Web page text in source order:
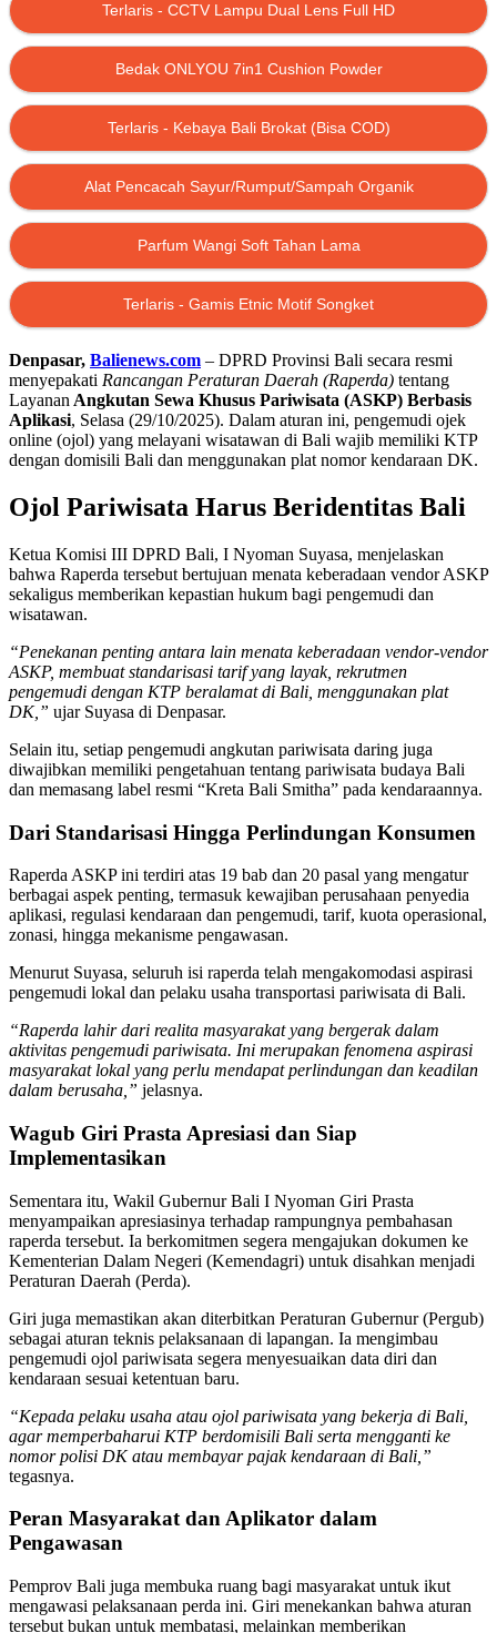
Terlaris - CCTV Lampu Dual Lens Full HD
Bedak ONLYOU 7in1 Cushion Powder
Terlaris - Kebaya Bali Brokat (Bisa COD)
Alat Pencacah Sayur/Rumput/Sampah Organik
Parfum Wangi Soft Tahan Lama
Terlaris - Gamis Etnic Motif Songket
Denpasar, Balienews.com – DPRD Provinsi Bali secara resmi
menyepakati Rancangan Peraturan Daerah (Raperda) tentang
Layanan Angkutan Sewa Khusus Pariwisata (ASKP) Berbasis
Aplikasi, Selasa (29/10/2025). Dalam aturan ini, pengemudi ojek
online (ojol) yang melayani wisatawan di Bali wajib memiliki KTP
dengan domisili Bali dan menggunakan plat nomor kendaraan DK.
Ojol Pariwisata Harus Beridentitas Bali
Ketua Komisi III DPRD Bali, I Nyoman Suyasa, menjelaskan
bahwa Raperda tersebut bertujuan menata keberadaan vendor ASKP
sekaligus memberikan kepastian hukum bagi pengemudi dan
wisatawan.
“Penekanan penting antara lain menata keberadaan vendor-vendor
ASKP, membuat standarisasi tarif yang layak, rekrutmen
pengemudi dengan KTP beralamat di Bali, menggunakan plat
DK,” ujar Suyasa di Denpasar.
Selain itu, setiap pengemudi angkutan pariwisata daring juga
diwajibkan memiliki pengetahuan tentang pariwisata budaya Bali
dan memasang label resmi “Kreta Bali Smitha” pada kendaraannya.
Dari Standarisasi Hingga Perlindungan Konsumen
Raperda ASKP ini terdiri atas 19 bab dan 20 pasal yang mengatur
berbagai aspek penting, termasuk kewajiban perusahaan penyedia
aplikasi, regulasi kendaraan dan pengemudi, tarif, kuota operasional,
zonasi, hingga mekanisme pengawasan.
Menurut Suyasa, seluruh isi raperda telah mengakomodasi aspirasi
pengemudi lokal dan pelaku usaha transportasi pariwisata di Bali.
“Raperda lahir dari realita masyarakat yang bergerak dalam
aktivitas pengemudi pariwisata. Ini merupakan fenomena aspirasi
masyarakat lokal yang perlu mendapat perlindungan dan keadilan
dalam berusaha,” jelasnya.
Wagub Giri Prasta Apresiasi dan Siap
Implementasikan
Sementara itu, Wakil Gubernur Bali I Nyoman Giri Prasta
menyampaikan apresiasinya terhadap rampungnya pembahasan
raperda tersebut. Ia berkomitmen segera mengajukan dokumen ke
Kementerian Dalam Negeri (Kemendagri) untuk disahkan menjadi
Peraturan Daerah (Perda).
Giri juga memastikan akan diterbitkan Peraturan Gubernur (Pergub)
sebagai aturan teknis pelaksanaan di lapangan. Ia mengimbau
pengemudi ojol pariwisata segera menyesuaikan data diri dan
kendaraan sesuai ketentuan baru.
“Kepada pelaku usaha atau ojol pariwisata yang bekerja di Bali,
agar memperbaharui KTP berdomisili Bali serta mengganti ke
nomor polisi DK atau membayar pajak kendaraan di Bali,”
tegasnya.
Peran Masyarakat dan Aplikator dalam
Pengawasan
Pemprov Bali juga membuka ruang bagi masyarakat untuk ikut
mengawasi pelaksanaan perda ini. Giri menekankan bahwa aturan
tersebut bukan untuk membatasi, melainkan memberikan